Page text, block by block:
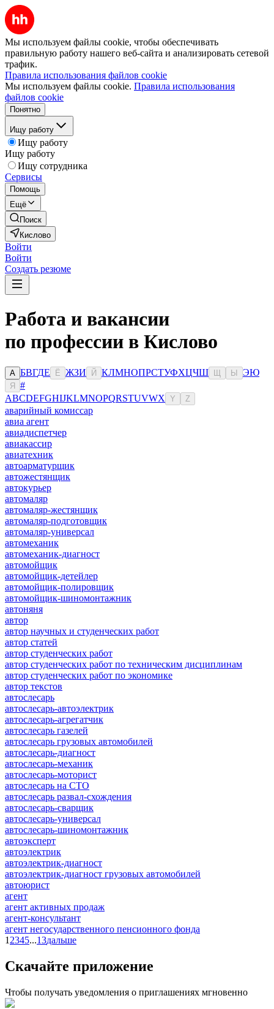
Мы используем файлы cookie, чтобы обеспечивать
правильную работу нашего веб-сайта и анализировать сетевой
трафик.
Правила использования файлов cookie
Мы используем файлы cookie. Правила использования
файлов cookie
Понятно
Ищу работу
Ищу работу
Ищу работу
Ищу сотрудника
Сервисы
Помощь
Ещё
Поиск
Кислово
Войти
Войти
Создать резюме
Работа и вакансии
по профессии в Кислово
А БВГДЕ Ё ЖЗИ Й КЛМНОПРСТУФХЦЧШ Ы ЭЮ
Я
#
ABCDEFGHIJKLMNOPQRSTUVWX Y Z
аварийный комиссар
авиа агент
авиадиспетчер
авиакассир
авиатехник
автоарматурщик
автожестянщик
автокурьер
автомаляр
автомаляр-жестянщик
автомаляр-подготовщик
автомаляр-универсал
автомеханик
автомеханик-диагност
автомойщик
автомойщик-детейлер
автомойщик-полировщик
автомойщик-шиномонтажник
автоняня
автор
автор научных и студенческих работ
автор статей
автор студенческих работ
автор студенческих работ по техническим дисциплинам
автор студенческих работ по экономике
автор текстов
автослесарь
автослесарь-автоэлектрик
автослесарь-агрегатчик
автослесарь газелей
автослесарь грузовых автомобилей
автослесарь-диагност
автослесарь-механик
автослесарь-моторист
автослесарь на СТО
автослесарь развал-схождения
автослесарь-сварщик
автослесарь-универсал
автослесарь-шиномонтажник
автоэксперт
автоэлектрик
автоэлектрик-диагност
автоэлектрик-диагност грузовых автомобилей
автоюрист
агент
агент активных продаж
агент-консультант
агент негосударственного пенсионного фонда
1 2345...13дальше
Скачайте приложение
Чтобы получать уведомления о приглашениях мгновенно